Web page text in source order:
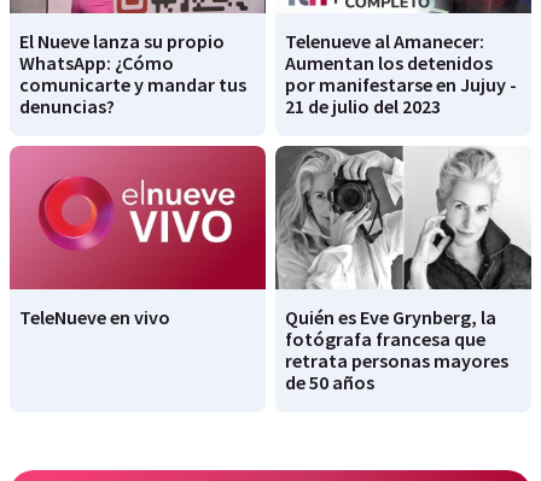
El Nueve lanza su propio
WhatsApp: ¿Cómo
comunicarte y mandar tus
denuncias?
Telenueve al Amanecer:
Aumentan los detenidos
por manifestarse en Jujuy -
21 de julio del 2023
TeleNueve en vivo
Quién es Eve Grynberg, la
fotógrafa francesa que
retrata personas mayores
de 50 años